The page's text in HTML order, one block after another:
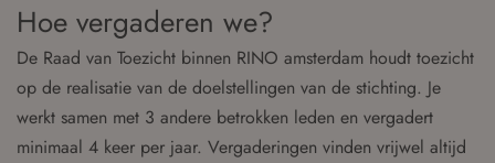
Hoe vergaderen we?
De Raad van Toezicht binnen RINO amsterdam houdt toezicht
op de realisatie van de doelstellingen van de stichting. Je
werkt samen met 3 andere betrokken leden en vergadert
minimaal 4 keer per jaar. Vergaderingen vinden vrijwel altijd